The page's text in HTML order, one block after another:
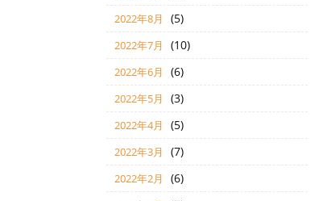
2022年8月 (5)
2022年7月 (10)
2022年6月 (6)
2022年5月 (3)
2022年4月 (5)
2022年3月 (7)
2022年2月 (6)